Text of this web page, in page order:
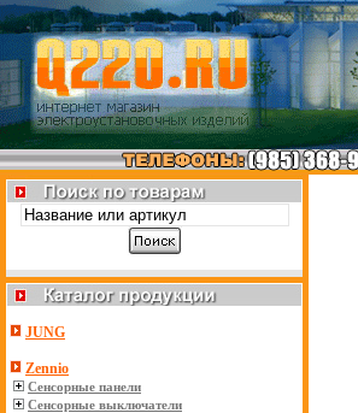
JUNG
Zennio
Сенсорные панели
Сенсорные выключатели